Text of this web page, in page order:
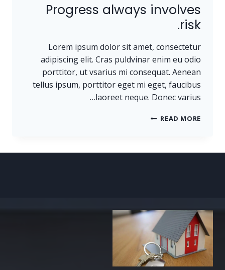
Progress always involves
risk.
Lorem ipsum dolor sit amet, consectetur
adipiscing elit. Cras puldvinar enim eu odio
porttitor, ut vsarius mi consequat. Aenean
tellus ipsum, porttitor eget mi eget, faucibus
laoreet neque. Donec varius…
READ MORE
PROGRESS